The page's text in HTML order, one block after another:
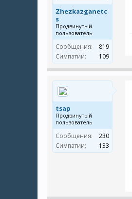
Zhezkazganetc
s
Продвинутый
пользователь
Сообщения:
819
Симпатии:
109
tsap
Продвинутый
пользователь
Сообщения:
230
Симпатии:
133